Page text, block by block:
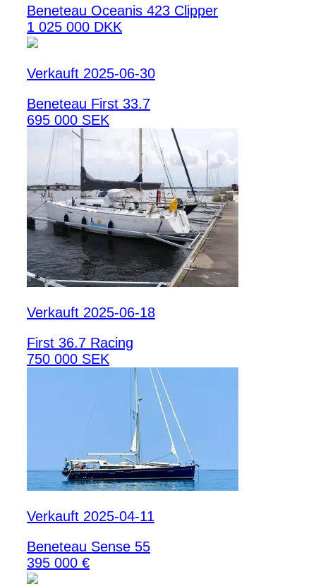
Beneteau Oceanis 423 Clipper
1 025 000 DKK
Verkauft 2025-06-30
Beneteau First 33.7
695 000 SEK
Verkauft 2025-06-18
First 36.7 Racing
750 000 SEK
Verkauft 2025-04-11
Beneteau Sense 55
395 000 €